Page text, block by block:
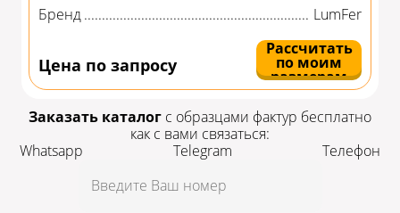
Бренд
LumFer
Цена по запросу
Рассчитать
по моим
размерам
Заказать каталог с образцами фактур бесплатно
как с вами связаться:
Whatsapp
Telegram Телефон